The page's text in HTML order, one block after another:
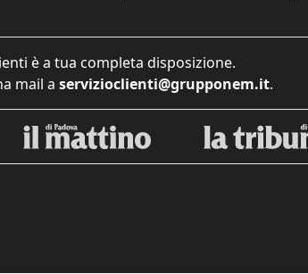
è a tua completa disposizione.
mail a servizioclienti@grupponem.it.